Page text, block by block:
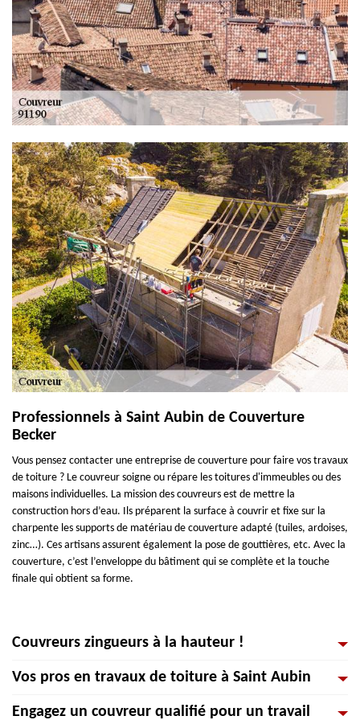
Professionnels à Saint Aubin de Couverture
Becker
Vous pensez contacter une entreprise de couverture pour faire vos travaux
de toiture ? Le couvreur soigne ou répare les toitures d'immeubles ou des
maisons individuelles. La mission des couvreurs est de mettre la
construction hors d’eau. Ils préparent la surface à couvrir et fixe sur la
charpente les supports de matériau de couverture adapté (tuiles, ardoises,
zinc…). Ces artisans assurent également la pose de gouttières, etc. Avec la
couverture, c’est l’enveloppe du bâtiment qui se complète et la touche
finale qui obtient sa forme.
Couvreurs zingueurs à la hauteur !
Artisans de construction, les couvreurs-zingueurs interviennent sur un site
immense importance à la qualité de service et de la communication avec
Vos pros en travaux de toiture à Saint Aubin
Une fuite sur votre toiture ? Dès qu’un signe d’humidité s’aperçoit sur vos
Engagez un couvreur qualifié pour un travail